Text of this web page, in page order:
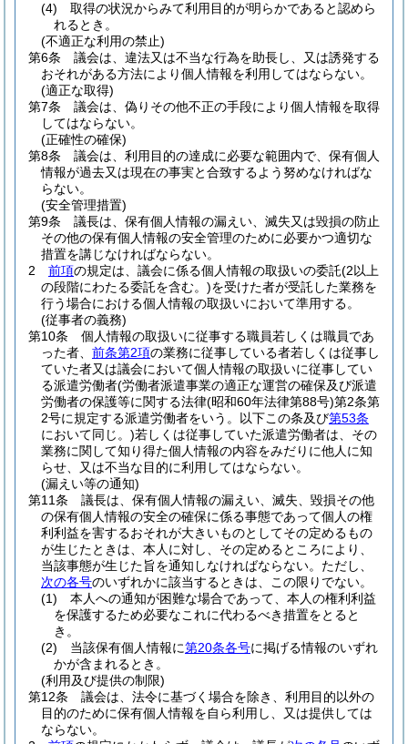
(4)
取得の状況からみて利用目的が明らかであると認めら
れるとき。
(不適正な利用の禁止)
第6条
議会は、違法又は不当な行為を助長し、又は誘発する
おそれがある方法により個人情報を利用してはならない。
(適正な取得)
第7条
議会は、偽りその他不正の手段により個人情報を取得
してはならない。
(正確性の確保)
第8条
議会は、利用目的の達成に必要な範囲内で、保有個人
情報が過去又は現在の事実と合致するよう努めなければな
らない。
(安全管理措置)
第9条
議長は、保有個人情報の漏えい、滅失又は毀損の防止
その他の保有個人情報の安全管理のために必要かつ適切な
措置を講じなければならない。
2
前項の規定は、議会に係る個人情報の取扱いの委託(2以上
の段階にわたる委託を含む。)を受けた者が受託した業務を
行う場合における個人情報の取扱いにおいて準用する。
(従事者の義務)
第10条
個人情報の取扱いに従事する職員若しくは職員であ
った者、 前条第2項の業務に従事している者若しくは従事し
ていた者又は議会において個人情報の取扱いに従事してい
る派遣労働者(労働者派遣事業の適正な運営の確保及び派遣
労働者の保護等に関する法律(昭和60年法律第88号)第2条第
2号に規定する派遣労働者をいう。以下この条及び第53条
において同じ。)若しくは従事していた派遣労働者は、その
業務に関して知り得た個人情報の内容をみだりに他人に知
らせ、又は不当な目的に利用してはならない。
(漏えい等の通知)
第11条
議長は、保有個人情報の漏えい、滅失、毀損その他
の保有個人情報の安全の確保に係る事態であって個人の権
利利益を害するおそれが大きいものとしてその定めるもの
が生じたときは、本人に対し、その定めるところにより、
当該事態が生じた旨を通知しなければならない。 ただし、
次の各号のいずれかに該当するときは、この限りでない。
(1)
本人への通知が困難な場合であって、本人の権利利益
を保護するため必要なこれに代わるべき措置をとると
き。
(2)
当該保有個人情報に第20条各号に掲げる情報のいずれ
かが含まれるとき。
(利用及び提供の制限)
第12条
議会は、法令に基づく場合を除き、利用目的以外の
目的のために保有個人情報を自ら利用し、又は提供しては
ならない。